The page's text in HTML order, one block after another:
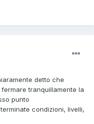
detto che
tranquillamente la
punto
condizioni, livelli,